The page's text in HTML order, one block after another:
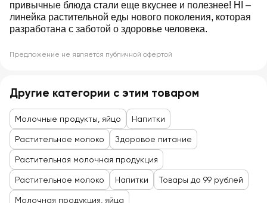
привычные блюда стали еще вкуснее и полезнее! HI ‒
линейка растительной еды нового поколения, которая
разработана с заботой о здоровье человека.
Предложение не является публичной офертой
Другие категории с этим товаром
Молочные продукты, яйцо Напитки
Растительное молоко Здоровое питание
Растительная молочная продукция
Растительное молоко Напитки Товары до 99 рублей
Молочная продукция, яйца